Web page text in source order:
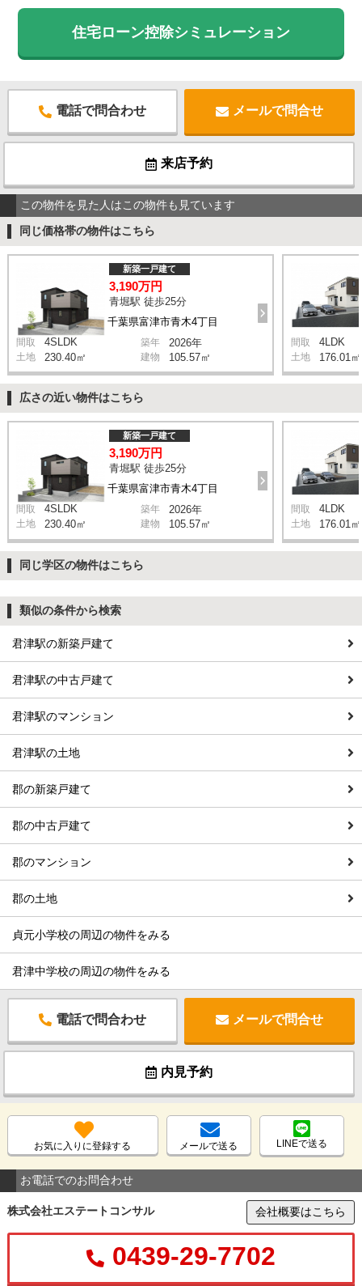
住宅ローン控除シミュレーション
電話で問合わせ メールで問合せ
来店予約
この物件を見た人はこの物件も見ています
同じ価格帯の物件はこちら
千葉県富津市青木4丁目
新築一戸建て
3,190万円
青堀駅 徒歩25分
間取 4SLDK 築年 2026年
土地 230.40㎡ 建物 105.57㎡
間取 4LDK
土地 176.01㎡
広さの近い物件はこちら
千葉県富津市青木4丁目
新築一戸建て
3,190万円
青堀駅 徒歩25分
間取 4SLDK 築年 2026年
土地 230.40㎡ 建物 105.57㎡
間取 4LDK
土地 176.01㎡
同じ学区の物件はこちら
類似の条件から検索
君津駅の新築戸建て
君津駅の中古戸建て
君津駅のマンション
君津駅の土地
郡の新築戸建て
郡の中古戸建て
郡のマンション
郡の土地
貞元小学校の周辺の物件をみる
君津中学校の周辺の物件をみる
電話で問合わせ メールで問合せ
内見予約
お気に入りに登録する メールで送る LINEで送る
お電話でのお問合わせ
株式会社エステートコンサル 会社概要はこちら
0439-29-7702